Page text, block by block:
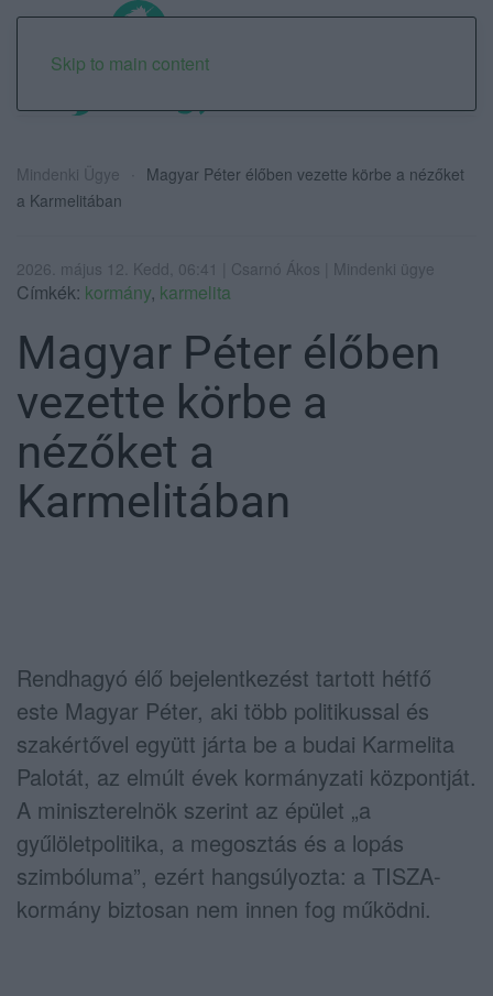
Skip to main content
Mindenki Ügye
Magyar Péter élőben vezette körbe a nézőket
a Karmelitában
2026. május 12. Kedd, 06:41 | Csarnó Ákos | Mindenki ügye
Címkék: kormány, karmelita
Magyar Péter élőben
vezette körbe a
nézőket a
Karmelitában
Rendhagyó élő bejelentkezést tartott hétfő
este Magyar Péter, aki több politikussal és
szakértővel együtt járta be a budai Karmelita
Palotát, az elmúlt évek kormányzati központját.
A miniszterelnök szerint az épület „a
gyűlöletpolitika, a megosztás és a lopás
szimbóluma”, ezért hangsúlyozta: a TISZA-
kormány biztosan nem innen fog működni.